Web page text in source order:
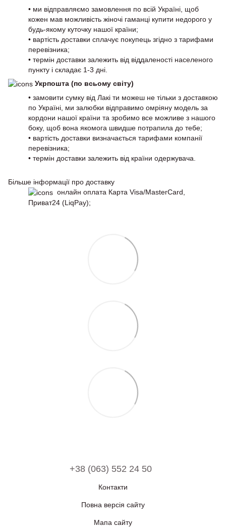
• ми відправляємо замовлення по всій Україні, щоб
кожен мав можливість жіночі гаманці купити недорого у
будь-якому куточку нашої країни;
• вартість доставки сплачує покупець згідно з тарифами
перевізника;
• термін доставки залежить від віддаленості населеного
пункту і складає 1-3 дні.
Укрпошта (по всьому світу)
• замовити сумку від Лакі ти можеш не тільки з доставкою
по Україні, ми залюбки відправимо омріяну модель за
кордони нашої країни та зробимо все можливе з нашого
боку, щоб вона якомога швидше потрапила до тебе;
• вартість доставки визначається тарифами компанії
перевізника;
• термін доставки залежить від країни одержувача.
Більше інформації про доставку
онлайн оплата Карта Visa/MasterCard,
Приват24 (LiqPay);
+38 (063) 552 24 50
Контакти
Повна версія сайту
Мапа сайту